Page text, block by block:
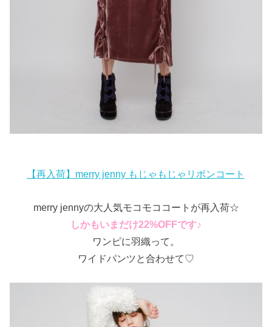
【再入荷】merry jenny もじゃもじゃリボンコート
merry jennyの大人気モコモココートが再入荷☆
しかもいまだけ22%OFFです♪
ワンピに羽織って。
ワイドパンツと合わせて♡